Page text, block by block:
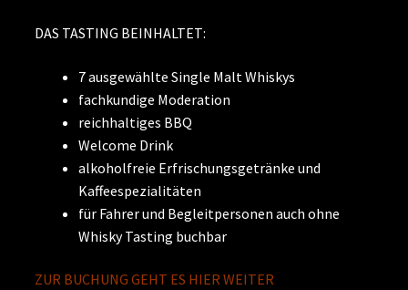
DAS TASTING BEINHALTET:
7 ausgewählte Single Malt Whiskys
fachkundige Moderation
reichhaltiges BBQ
Welcome Drink
alkoholfreie Erfrischungsgetränke und
Kaffeespezialitäten
für Fahrer und Begleitpersonen auch ohne
Whisky Tasting buchbar
ZUR BUCHUNG GEHT ES HIER WEITER